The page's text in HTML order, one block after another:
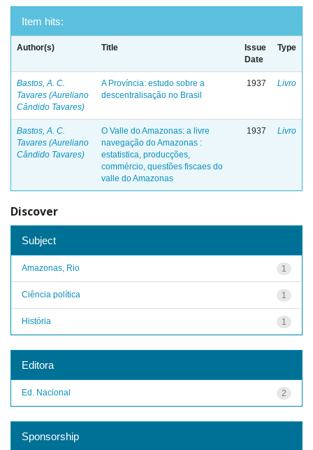
Item hits:
Author(s) Title
Issue
Date
Type
Bastos, A. C.
Tavares (Aureliano
Cândido Tavares)
A Província: estudo sobre a
descentralisação no Brasil
1937 Livro
Bastos, A. C.
Tavares (Aureliano
Cândido Tavares)
O Valle do Amazonas: a livre
navegação do Amazonas :
estatistica, producções,
commércio, questões fiscaes do
valle do Amazonas
1937 Livro
Discover
Subject
1
Amazonas, Rio
1
Ciência política
1
História
Editora
2
Ed. Nacional
Sponsorship